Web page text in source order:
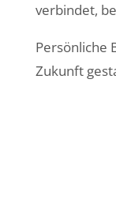
verbindet,
Persönliche
Zukunft